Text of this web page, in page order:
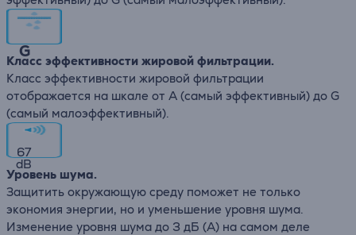
G
Класс эффективности жировой фильтрации.
Класс эффективности жировой фильтрации
отображается на шкале от А (самый эффективный) до G
(самый малоэффективный).
67
dB
Уровень шума.
Защитить окружающую среду поможет не только
экономия энергии, но и уменьшение уровня шума.
Изменение уровня шума до 3 дБ (А) на самом деле